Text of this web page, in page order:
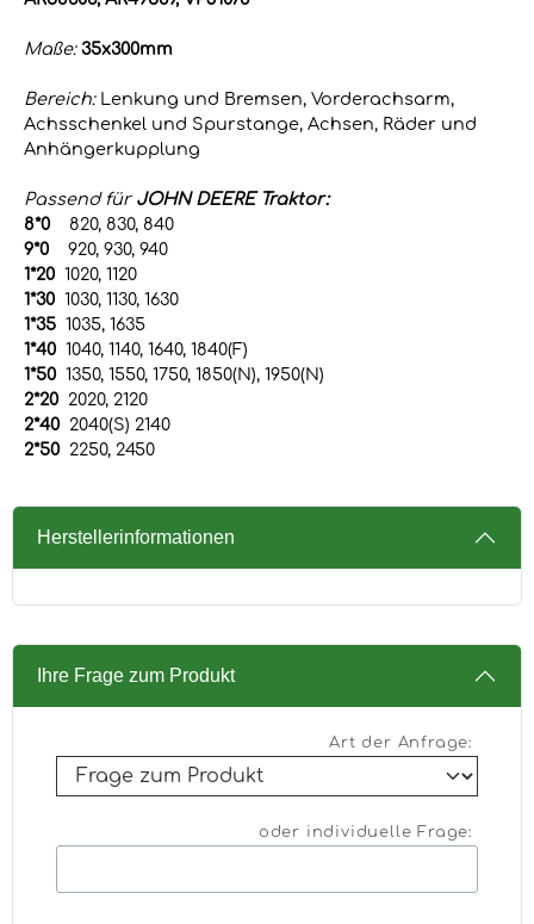
Maße: 35x300mm
Bereich:Lenkung und Bremsen, Vorderachsarm,
Achsschenkel und Spurstange, Achsen, Räder und
Anhängerkupplung
Passend für JOHN DEERE Traktor:
8*0
820, 830, 840
9*0
920, 930, 940
1*20 1020, 1120
1*30 1030, 1130, 1630
1*35 1035, 1635
1*40 1040, 1140, 1640, 1840(F)
1*50 1350, 1550, 1750, 1850(N), 1950(N)
2*20 2020, 2120
2*40 2040(S) 2140
2*50 2250, 2450
Herstellerinformationen
Ihre Frage zum Produkt
Art der Anfrage:
oder individuelle Frage: